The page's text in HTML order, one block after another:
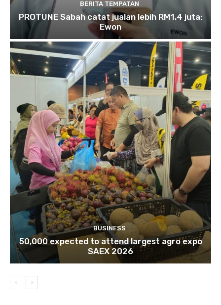
BERITA TEMPATAN
PROTUNE Sabah catat jualan lebih RM1.4 juta:
Ewon
BUSINESS
50,000 expected to attend largest agro expo
SAEX 2026